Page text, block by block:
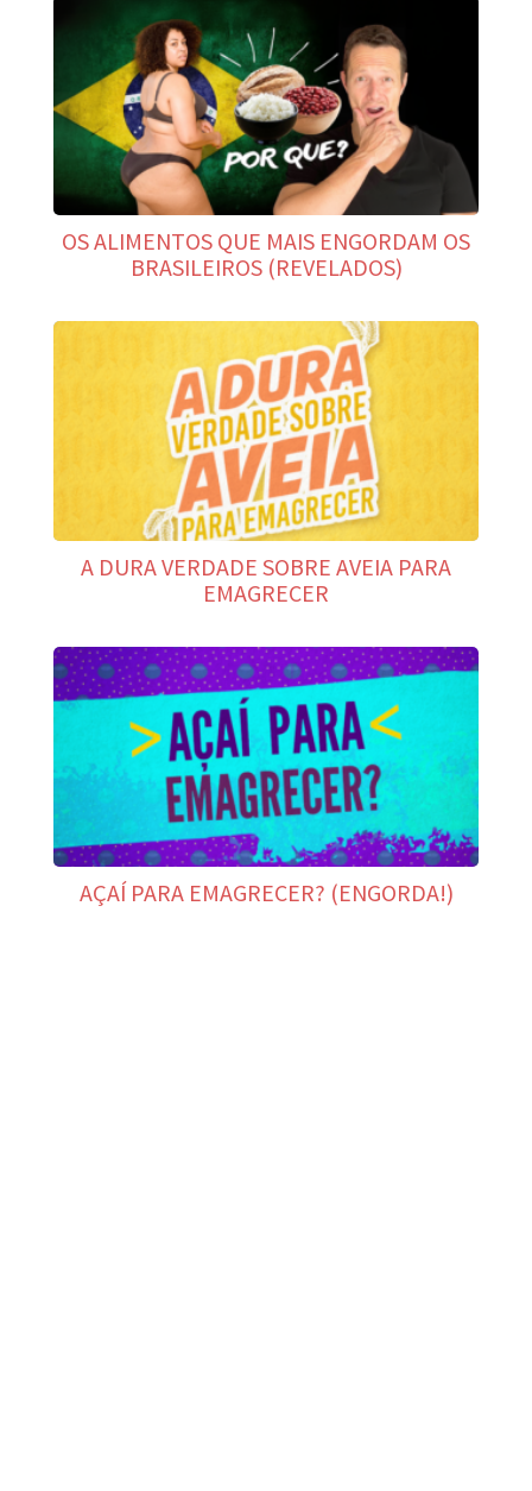
OS ALIMENTOS QUE MAIS ENGORDAM OS
BRASILEIROS (REVELADOS)
A DURA VERDADE SOBRE AVEIA PARA
EMAGRECER
AÇAÍ PARA EMAGRECER? (ENGORDA!)